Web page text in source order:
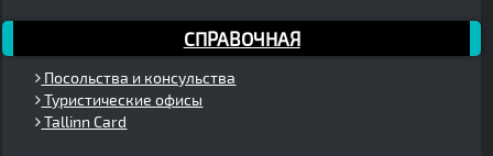
СПРАВОЧНАЯ
Посольства и консульства
Туристические офисы
Tallinn Card